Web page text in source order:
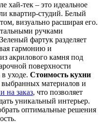
хай-тек – это идеальное
квартир-студий. Белый
визуально расширая его.
ручками
фартук разделяет
гармонию и
акрилового камня под
поверхности
уходе. Стоимость кухни
выбранных материалов и
на заказ, что позволяет
уникальный интерьер.
оптимальные решения